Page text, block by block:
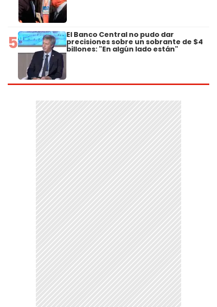
5 El Banco Central no pudo dar
precisiones sobre un sobrante de $4
billones: "En algún lado están"